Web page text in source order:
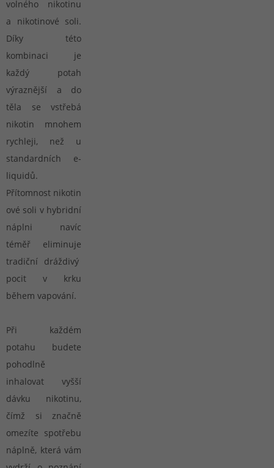
volného nikotinu
a nikotinové soli.
Díky této
kombinaci je
každý potah
výraznější a do
těla se vstřebá
nikotin mnohem
rychleji, než u
standardních e-
liquidů.
Přítomnost nikotin
ové soli v hybridní
náplni navíc
téměř eliminuje
tradiční dráždivý
pocit v krku
během vapování.
Při každém
potahu budete
pohodlně
inhalovat vyšší
dávku nikotinu,
čímž si značně
omezíte spotřebu
náplně, která vám